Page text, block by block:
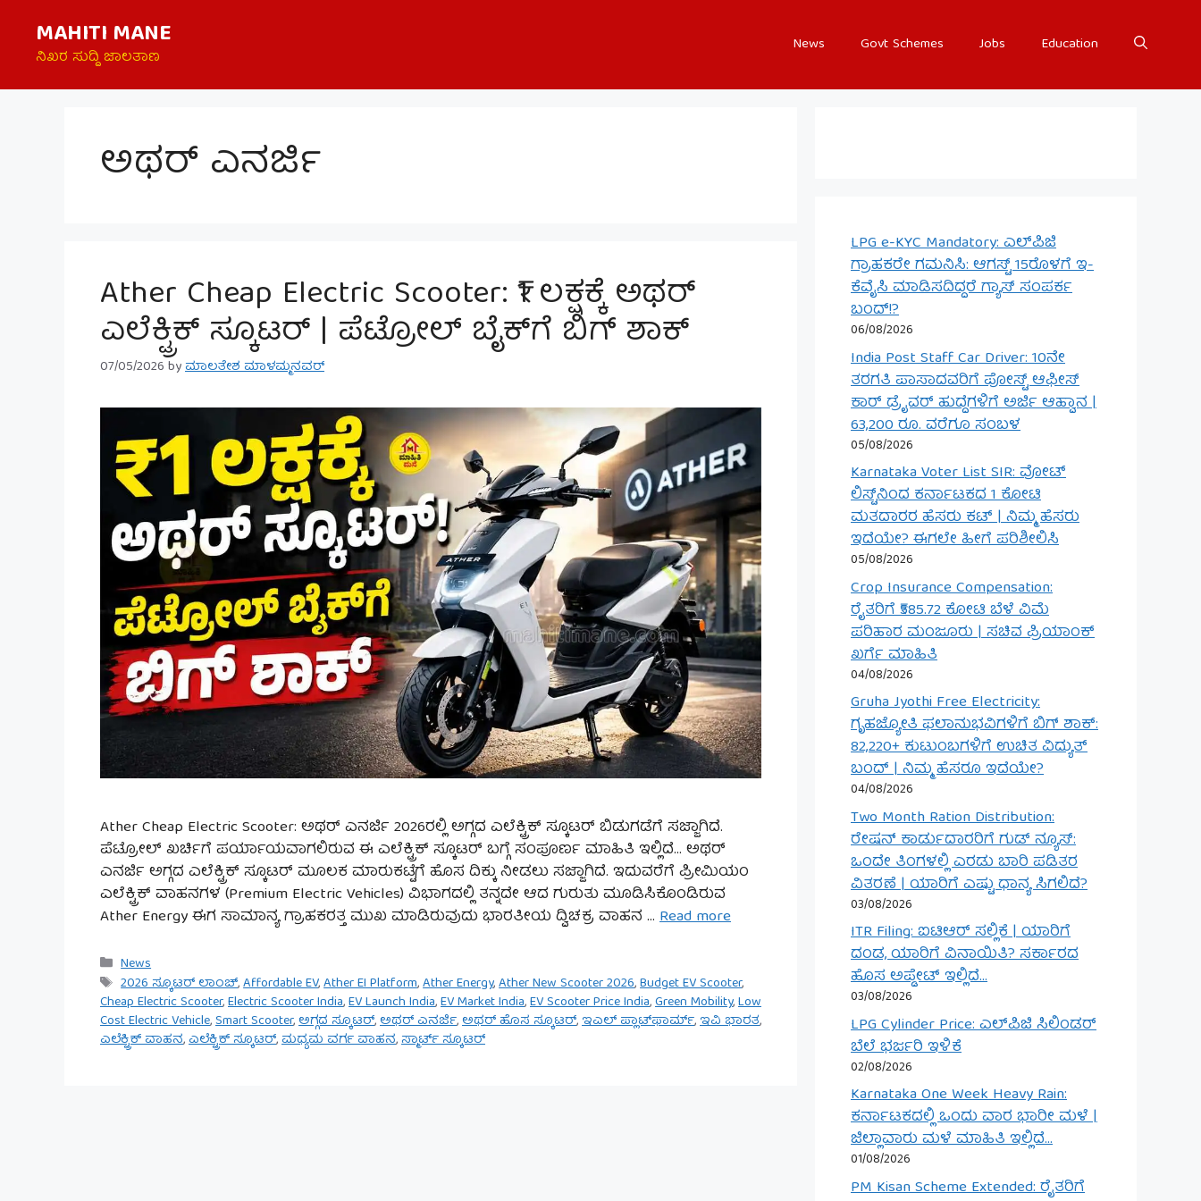
content
MAHITI MANE
ನಿಖರ ಸುದ್ದಿ ಜಾಲತಾಣ
News Govt Schemes Jobs Education
ಅಥರ್ ಎನರ್ಜಿ
Ather Cheap Electric Scooter: ₹1 ಲಕ್ಷಕ್ಕೆ ಅಥರ್
ಎಲೆಕ್ಟ್ರಿಕ್ ಸ್ಕೂಟರ್ | ಪೆಟ್ರೋಲ್ ಬೈಕ್‌ಗೆ ಬಿಗ್ ಶಾಕ್
07/05/2026byಮಾಲತೇಶ ಮಾಳಮ್ಮನವರ್
Ather Cheap Electric Scooter: ಅಥರ್ ಎನರ್ಜಿ 2026ರಲ್ಲಿ ಅಗ್ಗದ ಎಲೆಕ್ಟ್ರಿಕ್ ಸ್ಕೂಟರ್ ಬಿಡುಗಡೆಗೆ ಸಜ್ಜಾಗಿದೆ.
ಪೆಟ್ರೋಲ್ ಖರ್ಚಿಗೆ ಪರ್ಯಾಯವಾಗಲಿರುವ ಈ ಎಲೆಕ್ಟ್ರಿಕ್ ಸ್ಕೂಟರ್ ಬಗ್ಗೆ ಸಂಪೂರ್ಣ ಮಾಹಿತಿ ಇಲ್ಲಿದೆ… ಅಥರ್
ಎನರ್ಜಿ ಅಗ್ಗದ ಎಲೆಕ್ಟ್ರಿಕ್ ಸ್ಕೂಟರ್ ಮೂಲಕ ಮಾರುಕಟ್ಟೆಗೆ ಹೊಸ ದಿಕ್ಕು ನೀಡಲು ಸಜ್ಜಾಗಿದೆ. ಇದುವರೆಗೆ ಪ್ರೀಮಿಯಂ
ಎಲೆಕ್ಟ್ರಿಕ್ ವಾಹನಗಳ (Premium Electric Vehicles) ವಿಭಾಗದಲ್ಲಿ ತನ್ನದೇ ಆದ ಗುರುತು ಮೂಡಿಸಿಕೊಂಡಿರುವ
Ather Energy ಈಗ ಸಾಮಾನ್ಯ ಗ್ರಾಹಕರತ್ತ ಮುಖ ಮಾಡಿರುವುದು ಭಾರತೀಯ ದ್ವಿಚಕ್ರ ವಾಹನ … Read more
Categories
News
Tags
2026 ಸ್ಕೂಟರ್ ಲಾಂಚ್,Affordable EV,Ather EI Platform,Ather Energy,Ather New Scooter 2026,Budget EV Scooter,
Cheap Electric Scooter,Electric Scooter India,EV Launch India,EV Market India,EV Scooter Price India,Green Mobility,Low
Cost Electric Vehicle,Smart Scooter,ಅಗ್ಗದ ಸ್ಕೂಟರ್,ಅಥರ್ ಎನರ್ಜಿ,ಅಥರ್ ಹೊಸ ಸ್ಕೂಟರ್,ಇಎಲ್ ಪ್ಲಾಟ್‌ಫಾರ್ಮ್,ಇವಿ ಭಾರತ,
ಎಲೆಕ್ಟ್ರಿಕ್ ವಾಹನ,ಎಲೆಕ್ಟ್ರಿಕ್ ಸ್ಕೂಟರ್,ಮಧ್ಯಮ ವರ್ಗ ವಾಹನ,ಸ್ಮಾರ್ಟ್ ಸ್ಕೂಟರ್
LPG e-KYC Mandatory: ಎಲ್‌ಪಿಜಿ
ಗ್ರಾಹಕರೇ ಗಮನಿಸಿ: ಆಗಸ್ಟ್ 15ರೊಳಗೆ ಇ-
ಕೆವೈಸಿ ಮಾಡಿಸದಿದ್ದರೆ ಗ್ಯಾಸ್ ಸಂಪರ್ಕ
ಬಂದ್!?
06/08/2026
India Post Staff Car Driver: 10ನೇ
ತರಗತಿ ಪಾಸಾದವರಿಗೆ ಪೋಸ್ಟ್ ಆಫೀಸ್
ಕಾರ್ ಡ್ರೈವರ್ ಹುದ್ದೆಗಳಿಗೆ ಅರ್ಜಿ ಆಹ್ವಾನ |
63,200 ರೂ. ವರೆಗೂ ಸಂಬಳ
05/08/2026
Karnataka Voter List SIR: ವೋಟ್
ಲಿಸ್ಟ್‌ನಿಂದ ಕರ್ನಾಟಕದ 1 ಕೋಟಿ
ಮತದಾರರ ಹೆಸರು ಕಟ್ | ನಿಮ್ಮ ಹೆಸರು
ಇದೆಯೇ? ಈಗಲೇ ಹೀಗೆ ಪರಿಶೀಲಿಸಿ
05/08/2026
Crop Insurance Compensation:
ರೈತರಿಗೆ ₹585.72 ಕೋಟಿ ಬೆಳೆ ವಿಮೆ
ಪರಿಹಾರ ಮಂಜೂರು | ಸಚಿವ ಪ್ರಿಯಾಂಕ್
ಖರ್ಗೆ ಮಾಹಿತಿ
04/08/2026
Gruha Jyothi Free Electricity:
ಗೃಹಜ್ಯೋತಿ ಫಲಾನುಭವಿಗಳಿಗೆ ಬಿಗ್ ಶಾಕ್:
82,220+ ಕುಟುಂಬಗಳಿಗೆ ಉಚಿತ ವಿದ್ಯುತ್
ಬಂದ್ | ನಿಮ್ಮ ಹೆಸರೂ ಇದೆಯೇ?
04/08/2026
Two Month Ration Distribution:
ರೇಷನ್ ಕಾರ್ಡುದಾರರಿಗೆ ಗುಡ್ ನ್ಯೂಸ್:
ಒಂದೇ ತಿಂಗಳಲ್ಲಿ ಎರಡು ಬಾರಿ ಪಡಿತರ
ವಿತರಣೆ | ಯಾರಿಗೆ ಎಷ್ಟು ಧಾನ್ಯ ಸಿಗಲಿದೆ?
03/08/2026
ITR Filing: ಐಟಿಆರ್ ಸಲ್ಲಿಕೆ | ಯಾರಿಗೆ
ದಂಡ, ಯಾರಿಗೆ ವಿನಾಯಿತಿ? ಸರ್ಕಾರದ
ಹೊಸ ಅಪ್ಡೇಟ್ ಇಲ್ಲಿದೆ…
03/08/2026
LPG Cylinder Price: ಎಲ್‌ಪಿಜಿ ಸಿಲಿಂಡರ್
ಬೆಲೆ ಭರ್ಜರಿ ಇಳಿಕೆ
02/08/2026
Karnataka One Week Heavy Rain:
ಕರ್ನಾಟಕದಲ್ಲಿ ಒಂದು ವಾರ ಭಾರೀ ಮಳೆ |
ಜಿಲ್ಲಾವಾರು ಮಳೆ ಮಾಹಿತಿ ಇಲ್ಲಿದೆ…
01/08/2026
PM Kisan Scheme Extended: ರೈತರಿಗೆ